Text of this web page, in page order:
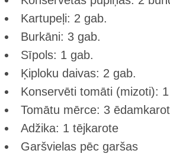
Kartupeļi: 2 gab.
Burkāni: 3 gab.
Sīpols: 1 gab.
Ķiploku daivas: 2 gab.
Konservēti tomāti (mizoti):
Tomātu mērce: 3
Adžika: 1 tējkarote
Garšvielas pēc garšas